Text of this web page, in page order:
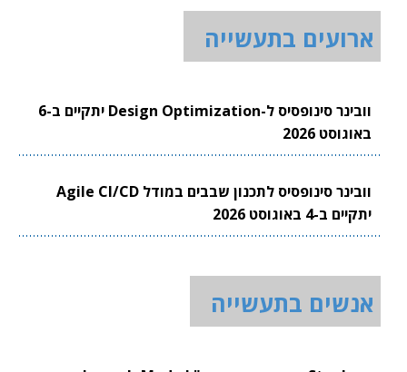
ארועים בתעשייה
וובינר סינופסיס ל-Design Optimization יתקיים ב-6
באוגוסט 2026
וובינר סינופסיס לתכנון שבבים במודל Agile CI/CD
יתקיים ב-4 באוגוסט 2026
אנשים בתעשייה